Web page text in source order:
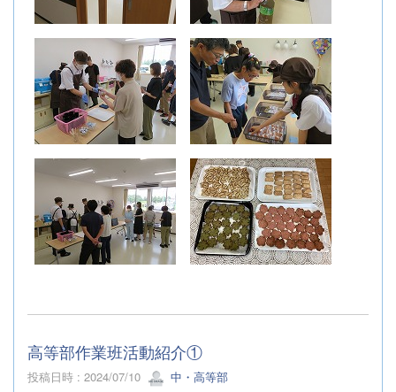
高等部作業班活動紹介①
投稿日時 : 2024/07/10 中・高等部